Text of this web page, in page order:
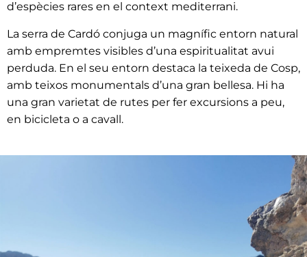
d’espècies rares en el context mediterrani.
La serra de Cardó conjuga un magnífic entorn natural
amb empremtes visibles d’una espiritualitat avui
perduda. En el seu entorn destaca la teixeda de Cosp,
amb teixos monumentals d’una gran bellesa. Hi ha
una gran varietat de rutes per fer excursions a peu,
en bicicleta o a cavall.